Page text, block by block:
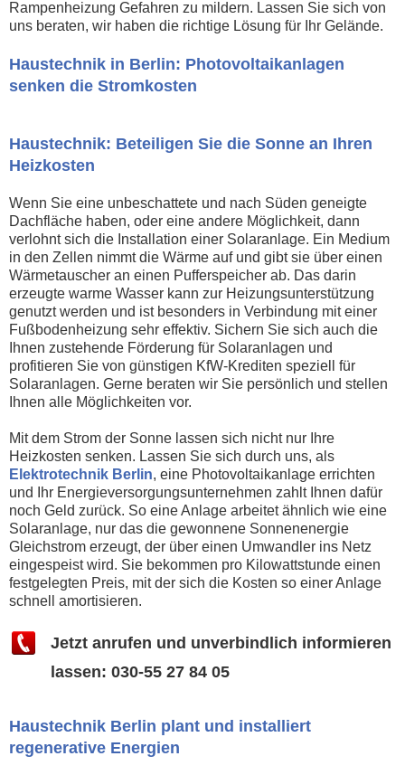
Rampenheizung Gefahren zu mildern. Lassen Sie sich von
uns beraten, wir haben die richtige Lösung für Ihr Gelände.
Haustechnik in Berlin: Photovoltaikanlagen
senken die Stromkosten
Haustechnik: Beteiligen Sie die Sonne an Ihren
Heizkosten
Wenn Sie eine unbeschattete und nach Süden geneigte
Dachfläche haben, oder eine andere Möglichkeit, dann
verlohnt sich die Installation einer Solaranlage. Ein Medium
in den Zellen nimmt die Wärme auf und gibt sie über einen
Wärmetauscher an einen Pufferspeicher ab. Das darin
erzeugte warme Wasser kann zur Heizungsunterstützung
genutzt werden und ist besonders in Verbindung mit einer
Fußbodenheizung sehr effektiv. Sichern Sie sich auch die
Ihnen zustehende Förderung für Solaranlagen und
profitieren Sie von günstigen KfW-Krediten speziell für
Solaranlagen. Gerne beraten wir Sie persönlich und stellen
Ihnen alle Möglichkeiten vor.
Mit dem Strom der Sonne lassen sich nicht nur Ihre
Heizkosten senken. Lassen Sie sich durch uns, als
Elektrotechnik Berlin, eine Photovoltaikanlage errichten
und Ihr Energieversorgungsunternehmen zahlt Ihnen dafür
noch Geld zurück. So eine Anlage arbeitet ähnlich wie eine
Solaranlage, nur das die gewonnene Sonnenenergie
Gleichstrom erzeugt, der über einen Umwandler ins Netz
eingespeist wird. Sie bekommen pro Kilowattstunde einen
festgelegten Preis, mit der sich die Kosten so einer Anlage
schnell amortisieren.
Jetzt anrufen und unverbindlich informieren
lassen: 030-55 27 84 05
Haustechnik Berlin plant und installiert
regenerative Energien